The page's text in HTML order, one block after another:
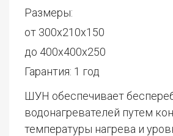
Размеры:
от 300х210х150
до 400х400х250
Гарантия: 1 год
ШУН обеспечивает
водонагревателей путем
температуры нагрева и